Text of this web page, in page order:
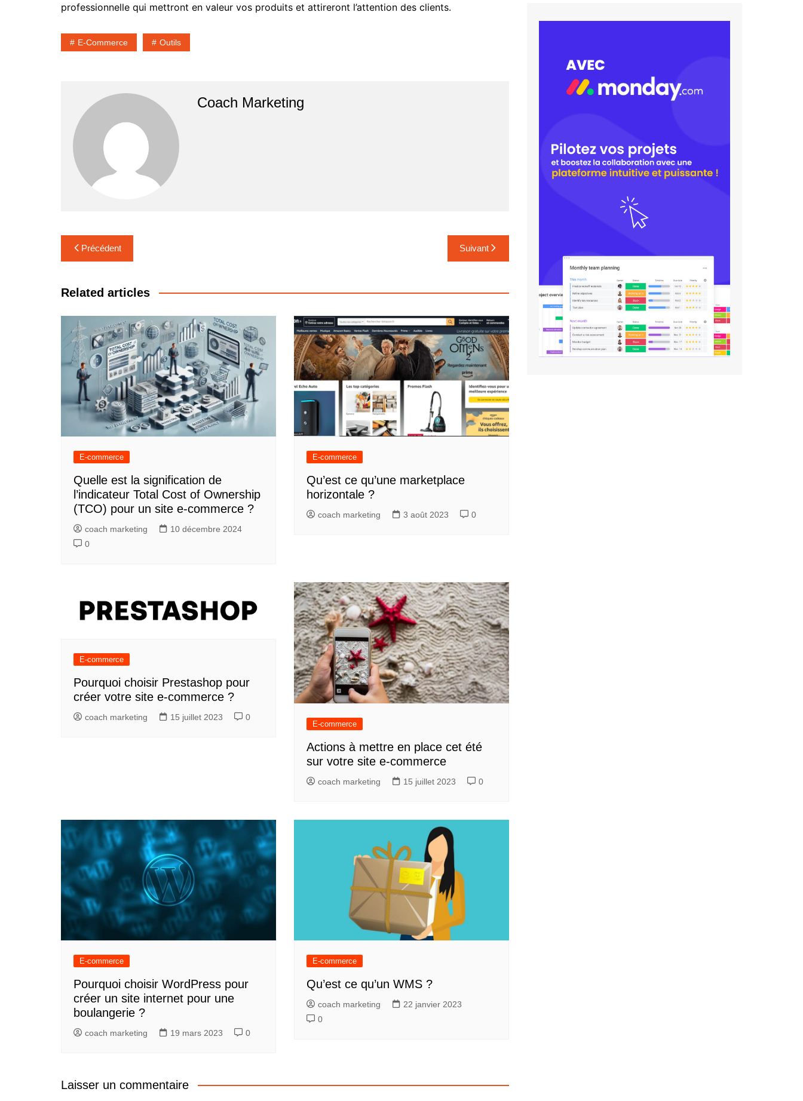
professionnelle qui mettront en valeur vos produits et attireront l’attention des clients.
E-Commerce Outils
Coach Marketing
Navigation
de
l’article
Précédent Suivant
Related articles
E-commerce
Quelle est la signification de
l’indicateur Total Cost of Ownership
(TCO) pour un site e-commerce ?
coach marketing
10 décembre 2024
0
E-commerce
Qu’est ce qu’une marketplace
horizontale ?
coach marketing 3 août 2023 0
E-commerce
Pourquoi choisir Prestashop pour
créer votre site e-commerce ?
coach marketing 15 juillet 2023 0
E-commerce
Actions à mettre en place cet été
sur votre site e-commerce
coach marketing 15 juillet 2023 0
E-commerce
Pourquoi choisir WordPress pour
créer un site internet pour une
boulangerie ?
coach marketing 19 mars 2023 0
E-commerce
Qu’est ce qu’un WMS ?
coach marketing
22 janvier 2023
0
Laisser un commentaire